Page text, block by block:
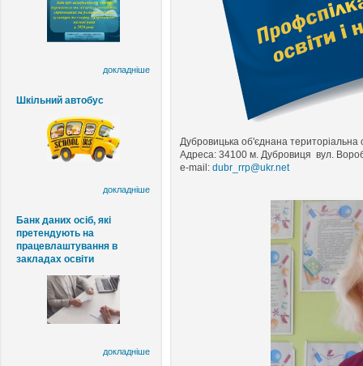
докладніше
Шкільний автобус
докладніше
Банк даних осіб, які
претендують на
працевлаштування в
закладах освіти
докладніше
Дубровицька об'єднана територіальна
Адреса: 34100 м. Дубровиця вул.
e-mail: dubr_rrp@ukr.net